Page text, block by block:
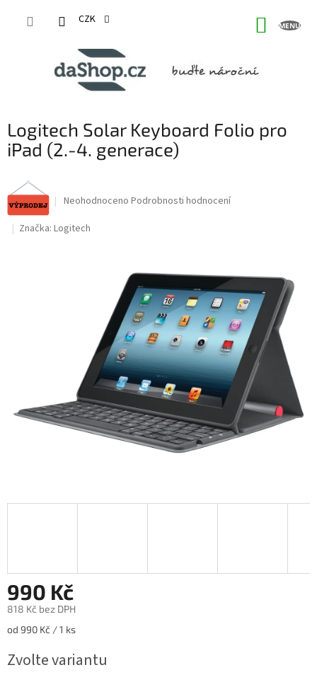
CZK
Logitech Solar Keyboard Folio pro
iPad (2.-4. generace)
Průměrné
produktu
Neohodnoceno Podrobnosti hodnocení
Značka: Logitech
990 Kč
818 Kč bez DPH
Měrná
od 990 Kč / 1 ks
Zvolte variantu